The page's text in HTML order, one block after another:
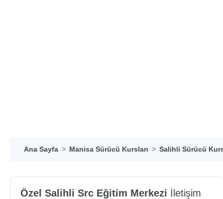
Ana Sayfa Manisa Sürücü Kursları Salihli Sürücü
Özel Salihli Src Eğitim Merkezi İletişim